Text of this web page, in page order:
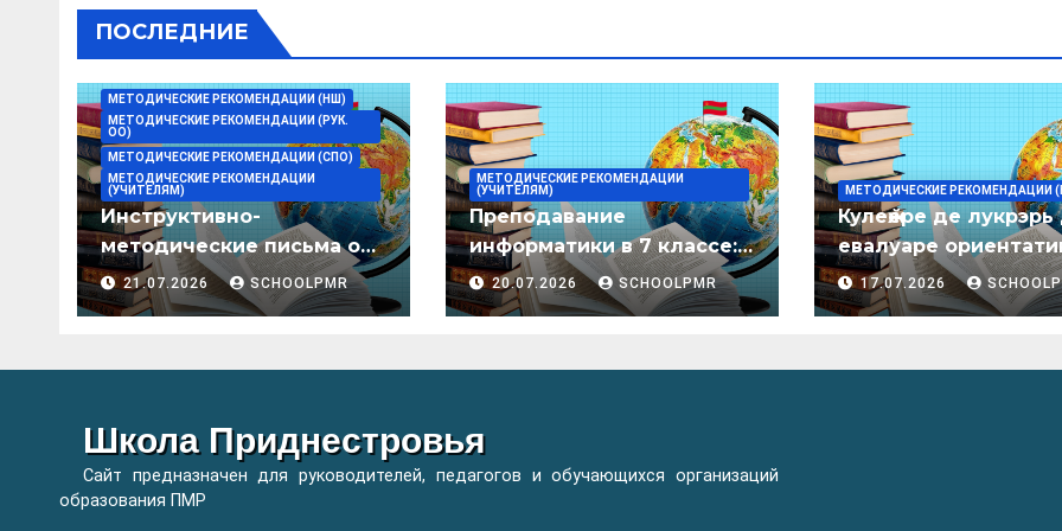
ПОСЛЕДНИЕ
МЕТОДИЧЕСКИЕ РЕКОМЕНДАЦИИ (НШ)
МЕТОДИЧЕСКИЕ РЕКОМЕНДАЦИИ (РУК.
ОО)
МЕТОДИЧЕСКИЕ РЕКОМЕНДАЦИИ (СПО)
МЕТОДИЧЕСКИЕ РЕКОМЕНДАЦИИ
(УЧИТЕЛЯМ)
Инструктивно-
методические письма о
преподавании учебных
предметов/дисциплин в
образования ПМР на
21.07.2026 SCHOOLPMR
МЕТОДИЧЕСКИЕ РЕКОМЕНДАЦИИ
(УЧИТЕЛЯМ)
Преподавание
информатики в 7 классе:
методическое пособие
20.07.2026 SCHOOLPMR
МЕТОДИЧЕСКИЕ РЕКОМЕНДАЦИИ
Кулеӂере де лукрэрь
евалуаре
лимба
пентру елевий
организациилор де
17.07.2026
Школа Приднестровья
Сайт предназначен для руководителей, педагогов и обучающихся организаций
образования ПМР